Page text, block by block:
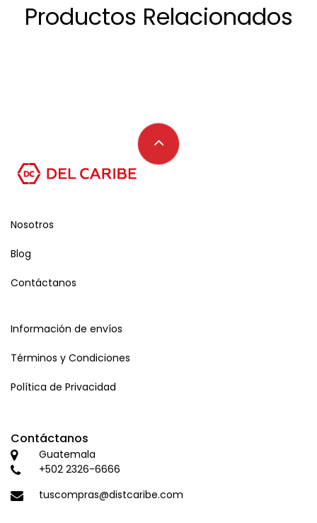
Productos Relacionados
Nosotros
Blog
Contáctanos
Información de envíos
Términos y Condiciones
Política de Privacidad
Contáctanos
Guatemala
+502 2326-6666
tuscompras@distcaribe.com